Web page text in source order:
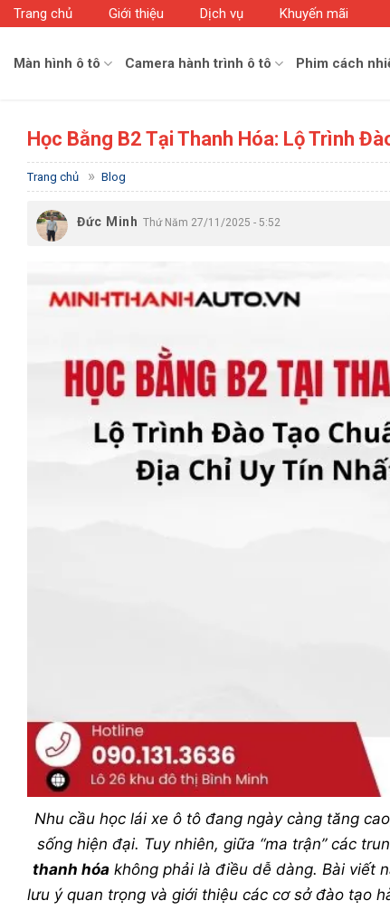
Skip
to
content
Trang chủ Giới thiệu Dịch vụ Khuyến mãi
Màn hình ô tô Camera hành trình ô tô Phim cách
Học Bằng B2 Tại Thanh Hóa: Lộ Trình
Trang chủ » Blog
Đức Minh Thứ Năm 27/11/2025 - 5:52
Nhu cầu học lái xe ô tô đang ngày càng tăng
sống hiện đại. Tuy nhiên, giữa “ma trận” các
thanh hóakhông phải là điều dễ dàng. Bài viết
lưu ý quan trọng và giới thiệu các cơ sở đào tạo